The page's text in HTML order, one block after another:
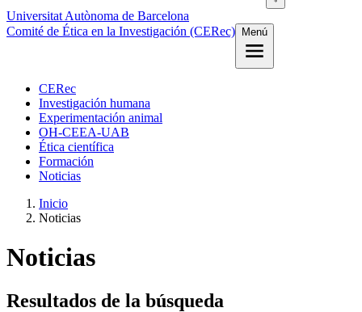
Universitat Autònoma de Barcelona
Comité de Ética en la Investigación (CERec)
Menú
CERec
Investigación humana
Experimentación animal
OH-CEEA-UAB
Ética científica
Formación
Noticias
Inicio
Noticias
Noticias
Resultados de la búsqueda